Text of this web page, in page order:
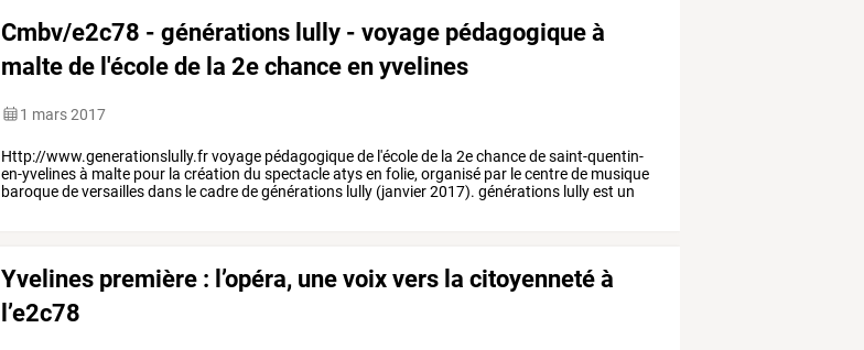
Cmbv/e2c78 - générations lully - voyage pédagogique à
malte de l'école de la 2e chance en yvelines
1 mars 2017
Http://www.generationslully.frvoyage pédagogiquede l'écolede la 2echancedesaint-quentin-
en-yvelinesà malte pour la création du spectacleatysen folie, organisé par lecentrede musique
baroquedeversaillesdans lecadredegénérations lully (janvier2017). générations lullyest un
Yvelines première : l’opéra, une voix vers la citoyenneté à
l’e2c78